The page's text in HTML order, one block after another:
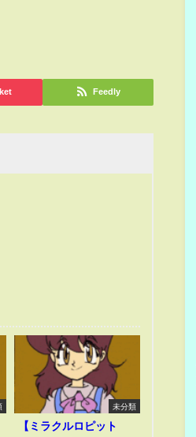
Feedly
未分類
【ミラクルロピット